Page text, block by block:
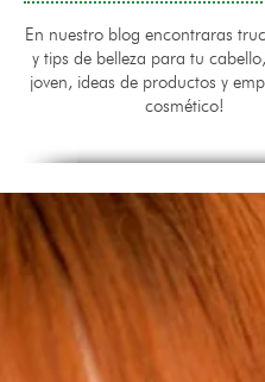
En nuestro blog encontraras
y tips de belleza para tu
joven, ideas de productos y
cosmético!